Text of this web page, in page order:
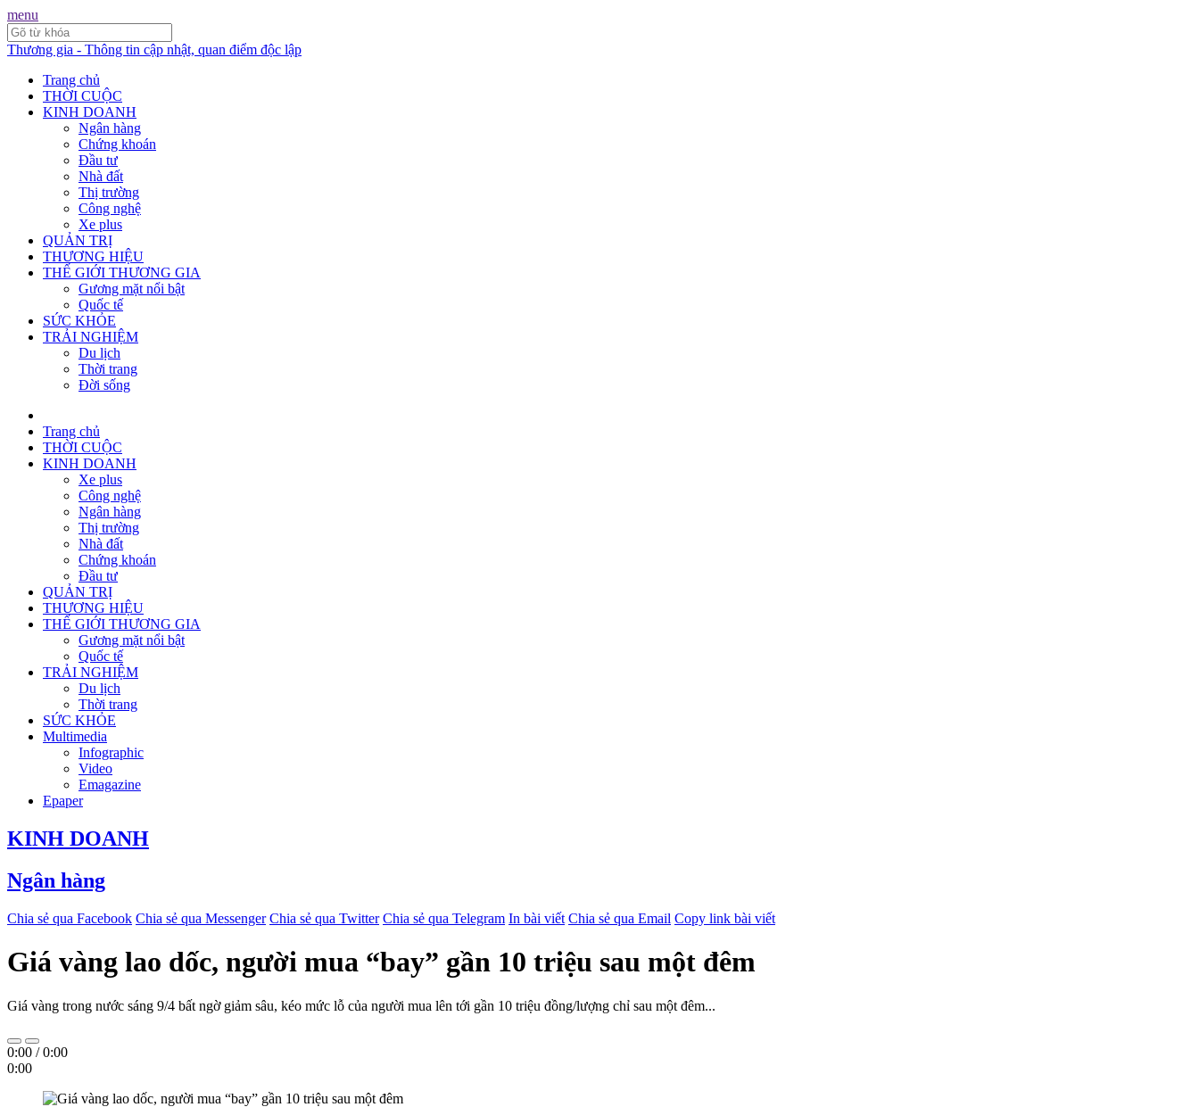
menu
Thương gia - Thông tin cập nhật, quan điểm độc lập
Trang chủ
THỜI CUỘC
KINH DOANH
Ngân hàng
Chứng khoán
Đầu tư
Nhà đất
Thị trường
Công nghệ
Xe plus
QUẢN TRỊ
THƯƠNG HIỆU
THẾ GIỚI THƯƠNG GIA
Gương mặt nổi bật
Quốc tế
SỨC KHỎE
TRẢI NGHIỆM
Du lịch
Thời trang
Đời sống
Trang chủ
THỜI CUỘC
KINH DOANH
Xe plus
Công nghệ
Ngân hàng
Thị trường
Nhà đất
Chứng khoán
Đầu tư
QUẢN TRỊ
THƯƠNG HIỆU
THẾ GIỚI THƯƠNG GIA
Gương mặt nổi bật
Quốc tế
TRẢI NGHIỆM
Du lịch
Thời trang
SỨC KHỎE
Multimedia
Infographic
Video
Emagazine
Epaper
KINH DOANH
Ngân hàng
Chia sẻ qua Facebook Chia sẻ qua Messenger Chia sẻ qua Twitter Chia sẻ qua Telegram In bài viết Chia sẻ qua Email Copy link bài viết
Giá vàng lao dốc, người mua “bay” gần 10 triệu sau một đêm
Giá vàng trong nước sáng 9/4 bất ngờ giảm sâu, kéo mức lỗ của người mua lên tới gần 10 triệu đồng/lượng chỉ sau một đêm...
0:00 /0:00
0:00